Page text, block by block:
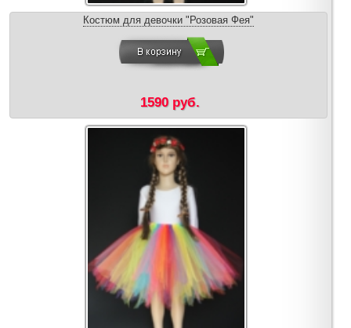
Костюм для девочки "Розовая Фея"
1590 руб.